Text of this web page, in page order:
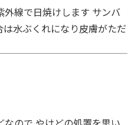
外線で日焼けします サンバ
水ぶくれになり皮膚がただ